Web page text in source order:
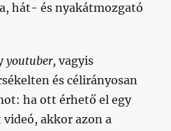
hát- és nyakátmozgató
youtuber,vagyis
és célirányosan
ha ott érhető el egy
akkor azon a